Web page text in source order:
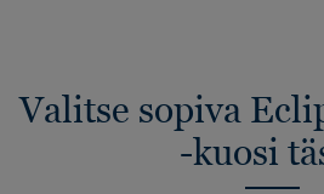
Valitse sopiva
-kuosi